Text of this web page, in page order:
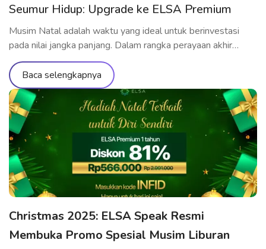
Seumur Hidup: Upgrade ke ELSA Premium
Seumur Hidup hanya Rp711.000
Musim Natal adalah waktu yang ideal untuk berinvestasi
pada nilai jangka panjang. Dalam rangka perayaan akhir
tahun, ELSA Speak menghadirkan penawaran upgrade
spesial yang hanya dành riêng cho pengguna yang telah
memiliki ELSA Pro Seumur Hidup: upgrade ke ELSA
Premium Seumur Hidup dengan harga ưu đãi yang belum
pernah ada sebelumnya. Penawaran eksklusif khusus untuk
[…]
Baca selengkapnya
Christmas 2025: ELSA Speak Resmi
Membuka Promo Spesial Musim Liburan